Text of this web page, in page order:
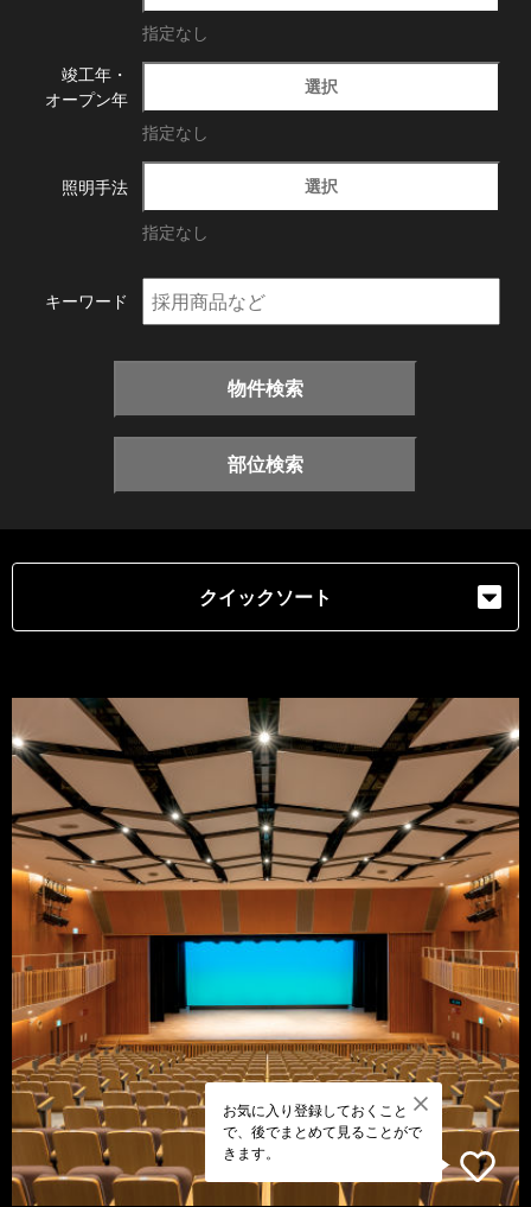
指定なし
竣工年・
オープン年
選択
指定なし
照明手法 選択
指定なし
キーワード
物件検索
部位検索
クイックソート
お気に入り登録しておくこと
で、後でまとめて見ることがで
きます。